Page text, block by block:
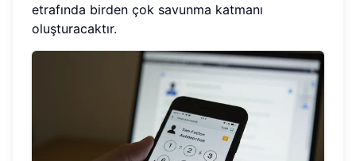
etrafında birden çok savunma katmanı
oluşturacaktır.